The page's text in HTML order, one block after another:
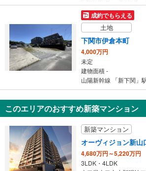
成約でもらえる
土地
下関市伊倉本町
4,000万円
未定
建物面積 -
山陽新幹線 「新下関」
このエリアのおすすめ新築マンション
新築マンション
オーヴィジョン新山
4,680万円～5,220万円
3LDK・4LDK